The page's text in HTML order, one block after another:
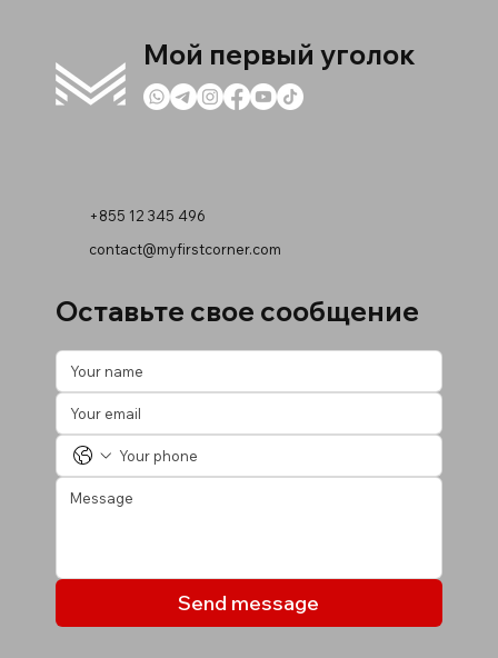
Мой первый уголок
+855 12 345 496
contact@myfirstcorner.com
Оставьте свое сообщение
Send message